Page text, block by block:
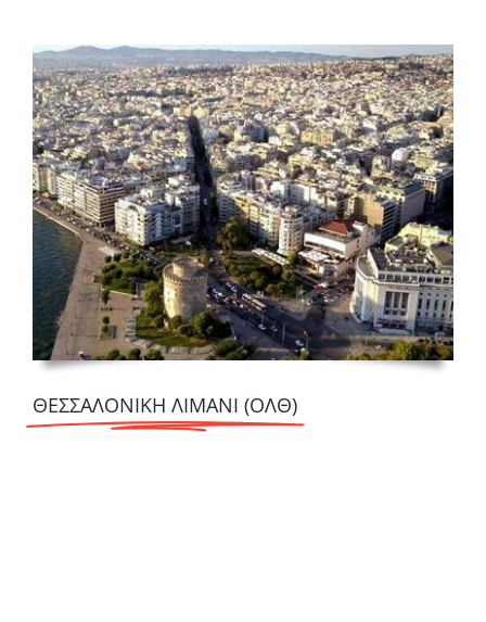
ΘΕΣΣΑΛΟΝΙΚΗ ΛΙΜΑΝΙ (ΟΛΘ)